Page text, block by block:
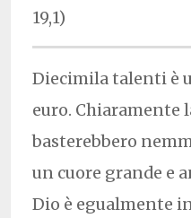
19,1)
Diecimila talenti è
euro. Chiaramente
basterebbero
un cuore grande e
Dio è egualmente